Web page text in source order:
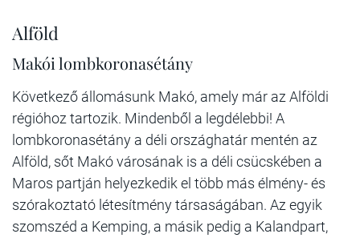
Alföld
Makói lombkoronasétány
Következő állomásunk Makó, amely már az Alföldi
régióhoz tartozik. Mindenből a legdélebbi! A
lombkoronasétány a déli országhatár mentén az
Alföld, sőt Makó városának is a déli csücskében a
Maros partján helyezkedik el több más élmény- és
szórakoztató létesítmény társaságában. Az egyik
szomszéd a Kemping, a másik pedig a Kalandpart,